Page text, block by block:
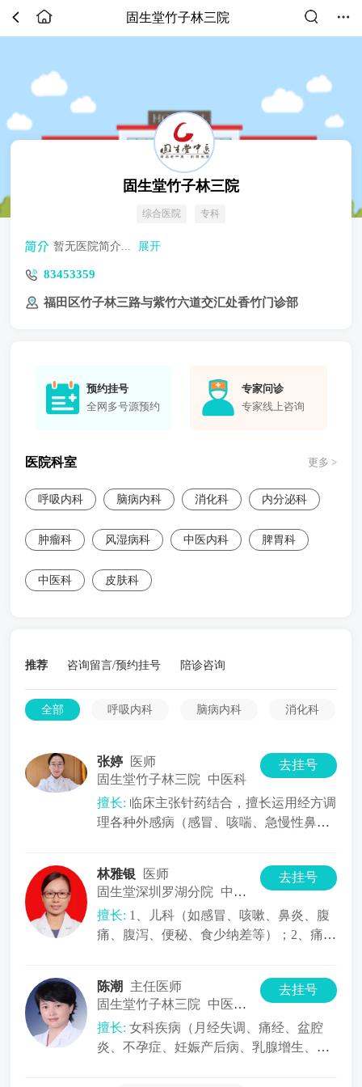
固生堂竹子林三院
固生堂竹子林三院
综合医院 专科
暂无医院简介... 展开
83453359
福田区竹子林三路与紫竹六道交汇处香竹门诊部
预约挂号
全网多号源预约
专家问诊
专家线上咨询
医院科室 更多 >
呼吸内科 脑病内科 消化科 内分泌科
肿瘤科 风湿病科 中医内科 脾胃科
中医科 皮肤科
推荐 咨询留言/预约挂号 陪诊咨询
全部 呼吸内科 脑病内科 消化科
张婷
医师
固生堂竹子林三院
中医科
去挂号
擅长: 临床主张针药结合，擅长运用经方调
理各种外感病（感冒、咳喘、急慢性鼻
林雅银
医师
固生堂深圳罗湖分院
中医内科
去挂号
擅长: 1、儿科（如感冒、咳嗽、鼻炎、腹
痛、腹泻、便秘、食少纳差等）；2、痛证
陈潮
主任医师
固生堂竹子林三院
中医内科
去挂号
擅长: 女科疾病（月经失调、痛经、盆腔
炎、不孕症、妊娠产后病、乳腺增生、围